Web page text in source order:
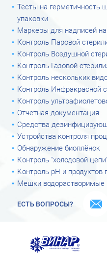
Тесты на герметичность
упаковки
Маркеры для надписей
Контроль Паровой
Контроль Воздушной
Контроль Газовой
Контроль нескольких
Контроль Инфракрасной
Контроль
Отчетная документация
Средства
Устройства контроля
Обнаружение биоплёнок
Контроль "холодовой
Контроль рН и продуктов
Мешки водорастворимые
ЕСТЬ ВОПРОСЫ?